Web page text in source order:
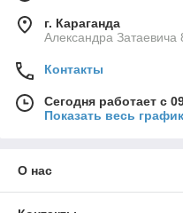
г. Караганда
Александра Затаевича
Контакты
Сегодня работает с
Показать весь
О нас